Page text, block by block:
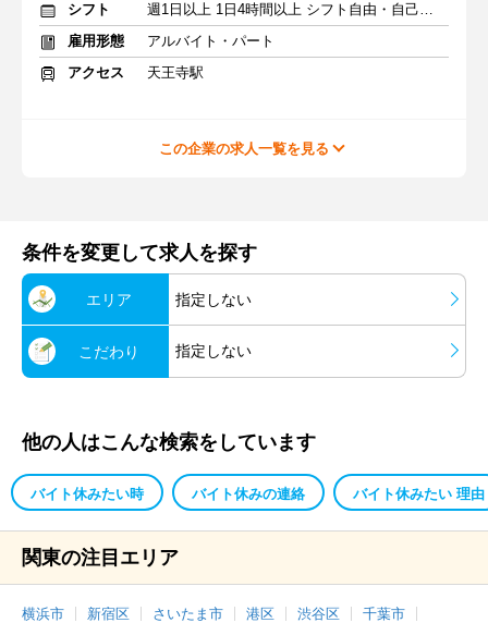
シフト
週1日以上 1日4時間以上 シフト自由・自己申告
雇用形態
アルバイト・パート
アクセス
天王寺駅
この企業の求人一覧を見る
条件を変更して求人を探す
エリア 指定しない
こだわり 指定しない
他の人はこんな検索をしています
バイト休みたい時 バイト休みの連絡 バイト休みたい 理由
関東の注目エリア
横浜市 新宿区 さいたま市 港区 渋谷区
千葉市